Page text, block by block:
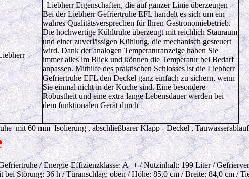
Liebherr Eigenschaften, die auf ganzer Linie überzeugen
Bei der Liebherr Gefriertruhe EFL handelt es sich um ein
wahres Qualitätsversprechen für Ihren Gastronomiebetrieb.
Die hochwertige Kühltruhe überzeugt mit reichlich Stauraum
und einer zuverlässigen Kühlung, die mechanisch gesteuert
wird. Dank der analogen Temperaturanzeige haben Sie
immer alles im Blick und können die Temperatur bei Bedarf
anpassen. Mithilfe des praktischen Schlosses ist die Liebherr
Gefriertruhe EFL den Deckel ganz einfach zu sichern, wenn
Sie einmal nicht in der Küche sind. Eine besondere
Robustheit und eine extra lange Lebensdauer werden bei
dem funktionalen Gerät durch
mit 60 mm Isolierung , abschließbarer Klapp - Deckel ,
/ Energie-Effizienzklasse: A++ / Nutzinhalt: 199 Liter /
bei Störung: 36 h / Türanschlag: oben / Höhe: 85,0 cm / Breite: 84,0 cm /